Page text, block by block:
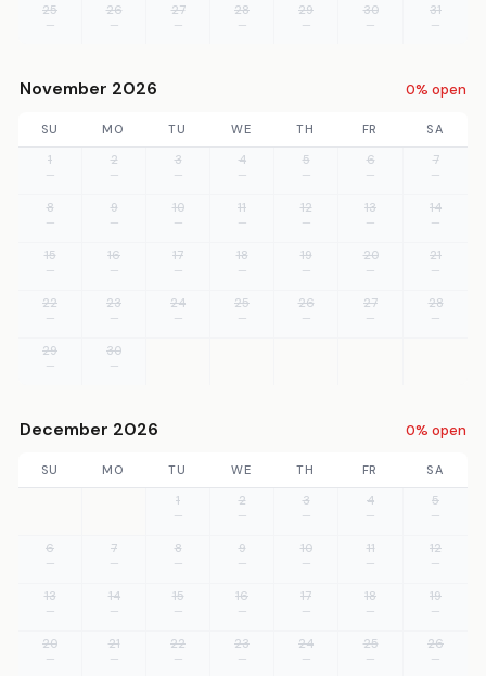
25
—
26
—
27
—
28
—
29
—
30
—
31
—
November 2026 0% open
SU MO TU WE TH FR
SA
1
—
2
—
3
—
4
—
5
—
6
—
7
—
8
—
9
—
10
—
11
—
12
—
13
—
14
—
15
—
16
—
17
—
18
—
19
—
20
—
21
—
22
—
23
—
24
—
25
—
26
—
27
—
28
—
29
—
30
—
December 2026 0% open
SU MO TU WE TH FR
SA
1
—
2
—
3
—
4
—
5
—
6
—
7
—
8
—
9
—
10
—
11
—
12
—
13
—
14
—
15
—
16
—
17
—
18
—
19
—
20
—
21
—
22
—
23
—
24
—
25
—
26
—